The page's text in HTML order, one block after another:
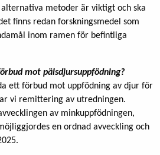
metoder är viktigt och ska
finns redan forskningsmedel som
inom ramen för befintliga
mot pälsdjursuppfödning?
ett förbud mot uppfödning av djur för
vi remittering av utredningen.
av minkuppfödningen,
en ordnad avveckling och